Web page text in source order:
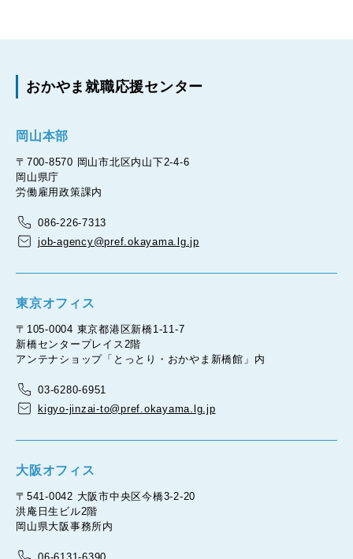
おかやま就職応援センター
岡山本部
〒700-8570 岡山市北区内山下2-4-6
岡山県庁
労働雇用政策課内
086-226-7313
job-agency@pref.okayama.lg.jp
東京オフィス
〒105-0004 東京都港区新橋1-11-7
新橋センタープレイス2階
アンテナショップ「とっとり・おかやま新橋館」内
03-6280-6951
kigyo-jinzai-to@pref.okayama.lg.jp
大阪オフィス
〒541-0042 大阪市中央区今橋3-2-20
洪庵日生ビル2階
岡山県大阪事務所内